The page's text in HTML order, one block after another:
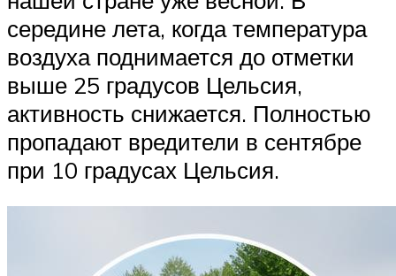
середине лета, когда температура
воздуха поднимается до отметки
выше 25 градусов Цельсия,
активность снижается. Полностью
пропадают вредители в сентябре
при 10 градусах Цельсия.